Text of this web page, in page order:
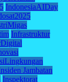
IndonesiaAIDay
Infrastruktur
Jambatan
Inspektorat